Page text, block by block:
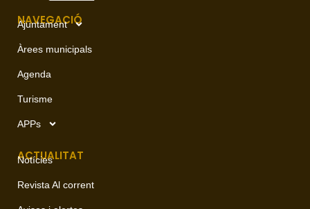
NAVEGACIÓ
Ajuntament
Àrees municipals
Agenda
Turisme
APPs
ACTUALITAT
Notícies
Revista Al corrent